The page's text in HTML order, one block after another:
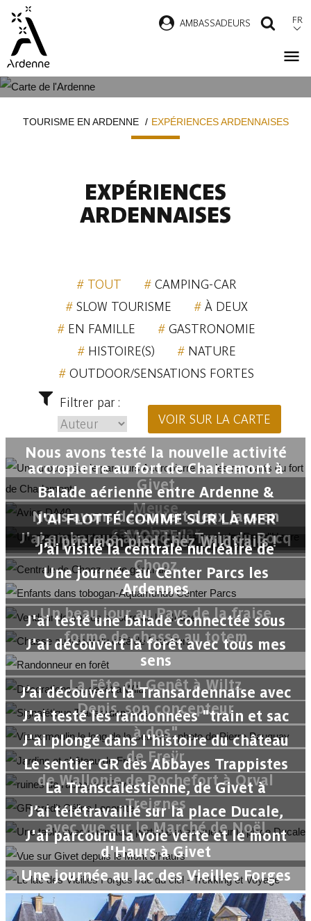
contenu
principal
AMBASSADEURS FR
d'ArianeTOURISME EN ARDENNE EXPÉRIENCES ARDENNAISES
EXPÉRIENCES
ARDENNAISES
TOUT
CAMPING-CAR
SLOW TOURISME
À DEUX
EN FAMILLE
GASTRONOMIE
HISTOIRE(S)
NATURE
OUTDOOR/SENSATIONS FORTES
Filtrer par :
VOIR SUR LA CARTE
Nous avons testé la nouvelle activité
accropierre au fort de Charlemont à
Givet
Balade aérienne entre Ardenne &
Meuse
Nous avons découvert deux lacs en
camping-car
J'AI FLOTTÉ COMME SUR LA MER
MORTE !
J'ai embarqué à bord du Train du Bocq
J’ai pris mon pied chez Wildtrails !
J’ai visité la centrale nucléaire de
Chooz
Une journée au Center Parcs les
Ardennes
Un beau jour au Pays de la fraise
J'ai testé une balade connectée sous
forme de chasse au totem
J'ai découvert la forêt avec tous mes
sens
La Fête du Genêt à Wiltz
J’ai découvert la Transardennaise avec
Denis, son concepteur
J'ai testé les randonnées "train et sac
à dos"
J'ai plongé dans l'histoire du château
de Freÿr
Le sentier GR des Abbayes Trappistes
de Wallonie de Rochefort à Orval
La Transcalestienne, de Givet à
Treignes
J’ai télétravaillé sur la place Ducale,
avec vue sur le Marché de Noël
J'ai parcouru la voie verte et le mont
d'Haurs à Givet
Une journée au lac des Vieilles Forges